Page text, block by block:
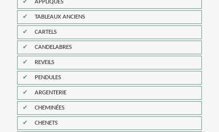
APPLIQUES
TABLEAUX ANCIENS
CARTELS
CANDELABRES
REVEILS
PENDULES
ARGENTERIE
CHEMINÉES
CHENETS